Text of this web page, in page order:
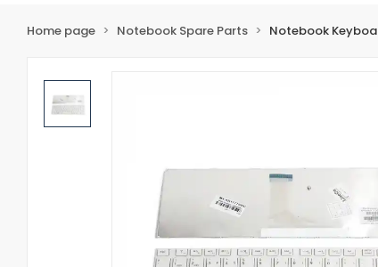
Home page Notebook Spare Parts Notebook